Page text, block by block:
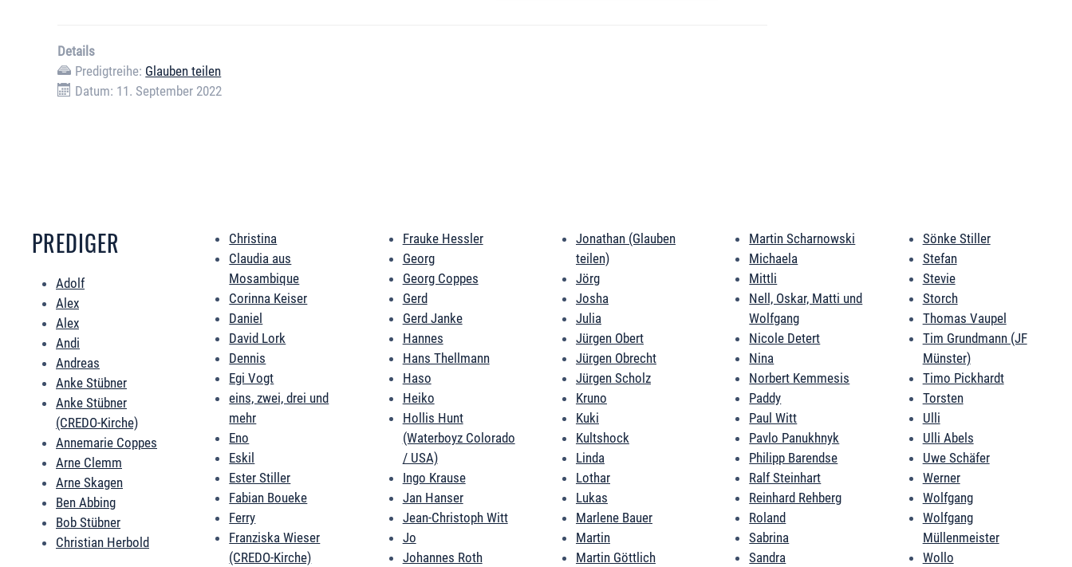
Details
Predigtreihe: Glauben teilen
Datum: 11. September 2022
PREDIGER
Adolf
Alex
Alex
Andi
Andreas
Anke Stübner
Anke Stübner
(CREDO-Kirche)
Annemarie Coppes
Arne Clemm
Arne Skagen
Ben Abbing
Bob Stübner
Christian Herbold
Christina
Claudia aus
Mosambique
Corinna Keiser
Daniel
David Lork
Dennis
Egi Vogt
eins, zwei, drei und
mehr
Eno
Eskil
Ester Stiller
Fabian Boueke
Ferry
Franziska Wieser
(CREDO-Kirche)
Frauke Hessler
Georg
Georg Coppes
Gerd
Gerd Janke
Hannes
Hans Thellmann
Haso
Heiko
Hollis Hunt
(Waterboyz Colorado
/ USA)
Ingo Krause
Jan Hanser
Jean-Christoph Witt
Jo
Johannes Roth
Jonathan (Glauben
teilen)
Jörg
Josha
Julia
Jürgen Obert
Jürgen Obrecht
Jürgen Scholz
Kruno
Kuki
Kultshock
Linda
Lothar
Lukas
Marlene Bauer
Martin
Martin Göttlich
Martin Scharnowski
Michaela
Mittli
Nell, Oskar, Matti und
Wolfgang
Nicole Detert
Nina
Norbert Kemmesis
Paddy
Paul Witt
Pavlo Panukhnyk
Philipp Barendse
Ralf Steinhart
Reinhard Rehberg
Roland
Sabrina
Sandra
Sönke Stiller
Stefan
Stevie
Storch
Thomas Vaupel
Tim Grundmann (JF
Münster)
Timo Pickhardt
Torsten
Ulli
Ulli Abels
Uwe Schäfer
Werner
Wolfgang
Wolfgang
Müllenmeister
Wollo